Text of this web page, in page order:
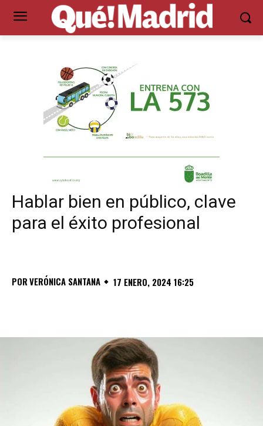
Hablar bien en público, clave
para el éxito profesional
PORVERÓNICA SANTANA 17 ENERO, 2024 16:25